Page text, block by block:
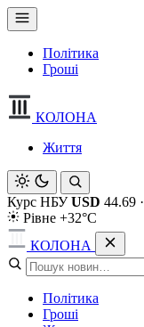
Політика
Гроші
КОЛОНА
Життя
Курс НБУ USD 44.69 ·
Рівне +32°C
КОЛОНА
Політика
Гроші